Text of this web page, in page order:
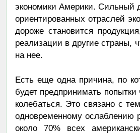
экономики Америки. Сильный
ориентированных отраслей
дороже становится
реализации в другие страны,
на нее.
Есть еще одна причина, по
будет предпринимать попытки
колебаться. Это связано с
одновременному ослаблению
около 70% всех